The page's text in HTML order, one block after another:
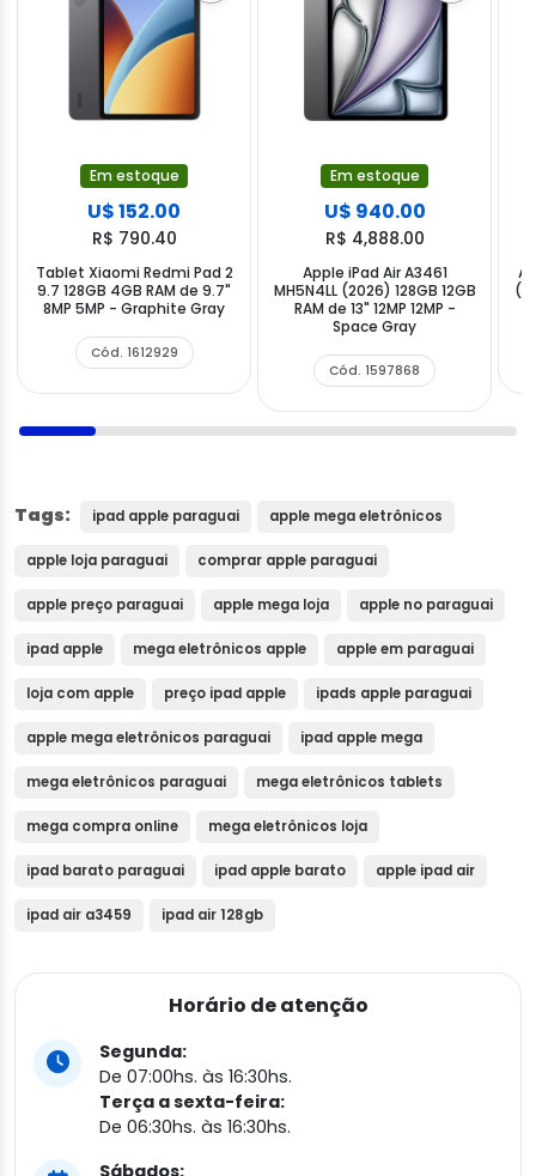
Em estoque
U$ 152.00
R$ 790.40
Tablet Xiaomi Redmi Pad 2
9.7 128GB 4GB RAM de 9.7"
8MP 5MP - Graphite Gray
Cód. 1612929
Em estoque
U$ 940.00
R$ 4,888.00
Apple iPad Air A3461
MH5N4LL (2026) 128GB 12GB
RAM de 13" 12MP 12MP -
Space Gray
Cód. 1597868
Tags: ipad apple paraguai apple mega eletrônicos
apple loja paraguai comprar apple paraguai
apple preço paraguai apple mega loja apple no paraguai
ipad apple mega eletrônicos apple apple em paraguai
loja com apple preço ipad apple ipads apple paraguai
apple mega eletrônicos paraguai ipad apple mega
mega eletrônicos paraguai mega eletrônicos tablets
mega compra online mega eletrônicos loja
ipad barato paraguai ipad apple barato apple ipad air
ipad air a3459 ipad air 128gb
Horário de atenção
Segunda:
De 07:00hs. às 16:30hs.
Terça a sexta-feira:
De 06:30hs. às 16:30hs.
Sábados: